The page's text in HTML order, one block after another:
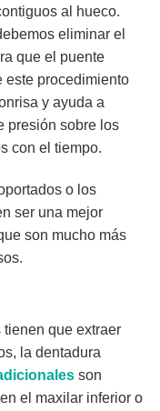
al hueco.
eliminar el
que el puente
este procedimiento
y ayuda a
presión sobre los
con el tiempo.
o los
ser una mejor
son mucho más
que extraer
la dentadura
son
el maxilar inferior o